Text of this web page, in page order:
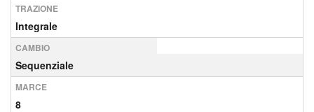
TRAZIONE
Integrale
CAMBIO
Sequenziale
MARCE
8